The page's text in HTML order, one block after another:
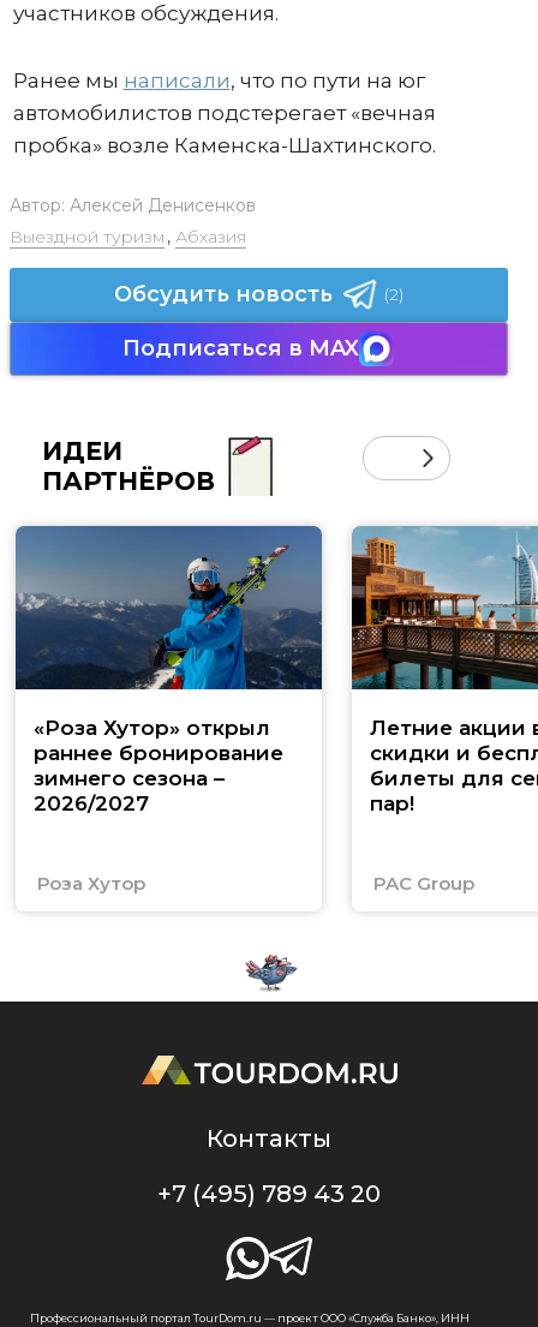
участников обсуждения.
Ранее мы написали, что по пути на юг
автомобилистов подстерегает «вечная
пробка» возле Каменска-Шахтинского.
Автор: Алексей Денисенков
Выездной туризм , Абхазия
Обсудить новость (2)
Подписаться в MAX
ИДЕИ
ПАРТНЁРОВ
«Роза Хутор» открыл
раннее бронирование
зимнего сезона –
2026/2027
Роза Хутор
Летние акции
скидки и
билеты для
пар!
PAC Group
Контакты
+7 (495) 789 43 20
Профессиональный портал TourDom.ru — проект ООО «Служба Банко», ИНН